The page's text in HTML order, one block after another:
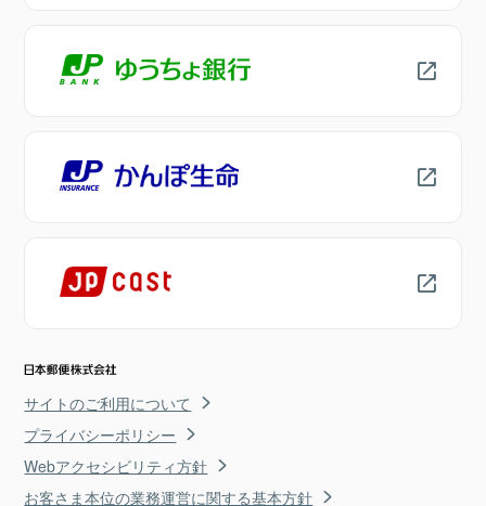
サイトのご利用について
プライバシーポリシー
Webアクセシビリティ方針
お客さま本位の業務運営に関する基本方針